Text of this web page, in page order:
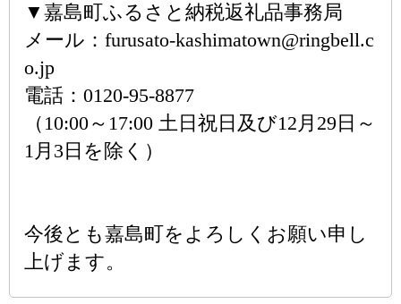
▼嘉島町ふるさと納税返礼品事務局
メール：furusato-kashimatown@ringbell.c
o.jp
電話：0120-95-8877
（10:00～17:00 土日祝日及び12月29日～
1月3日を除く）
今後とも嘉島町をよろしくお願い申し
上げます。